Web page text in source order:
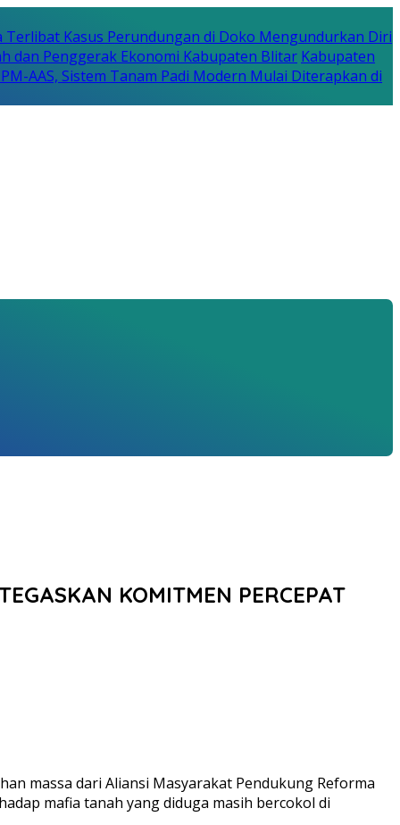
Terlibat Kasus Perundungan di Doko Mengundurkan Diri
dan Penggerak Ekonomi Kabupaten Blitar Kabupaten
AAS, Sistem Tanam Padi Modern Mulai Diterapkan di
KOMITMEN PERCEPAT
massa dari Aliansi Masyarakat Pendukung Reforma
mafia tanah yang diduga masih bercokol di